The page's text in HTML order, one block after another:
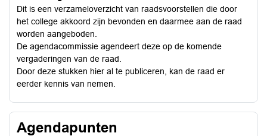
Dit is een verzameloverzicht van raadsvoorstellen die door
het college akkoord zijn bevonden en daarmee aan de raad
worden aangeboden.
De agendacommissie agendeert deze op de komende
vergaderingen van de raad.
Door deze stukken hier al te publiceren, kan de raad er
eerder kennis van nemen.
Agendapunten